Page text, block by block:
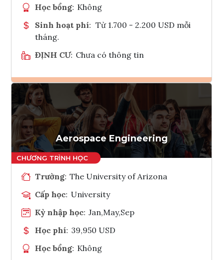
Học bổng: Không
Sinh hoạt phí: Từ 1.700 - 2.200 USD mỗi
tháng.
ĐỊNH CƯ: Chưa có thông tin
Ghi danh
Tham vấn Interlink
Aerospace Engineering
Trường: The University of Arizona
Cấp học: University
Kỳ nhập học: Jan,May,Sep
Học phí: 39,950 USD
Học bổng: Không